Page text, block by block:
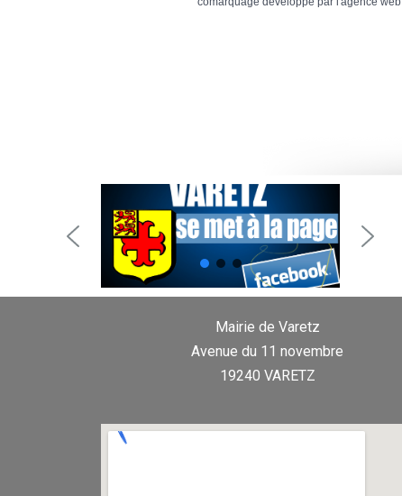
Mairie de Varetz
Avenue du 11 novembre
19240 VARETZ